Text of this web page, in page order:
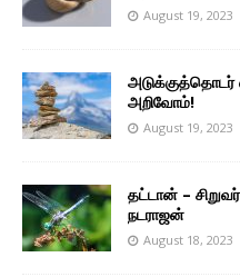
August 19, 2023
அறிவோம்!
August 19, 2023
தட்டான் –
நடராஜன்
August 18, 2023